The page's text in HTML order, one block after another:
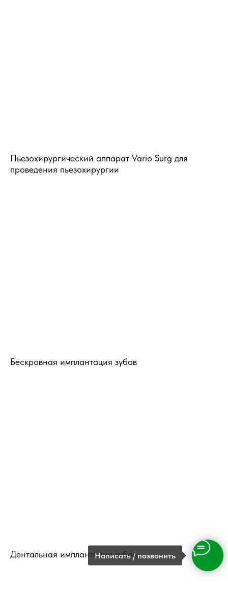
Написать / позвонить
Пьезохирургический аппарат Vario Surg для
проведения пьезохирургии
Бескровная имплантация зубов
Дентальная имплантация зубов